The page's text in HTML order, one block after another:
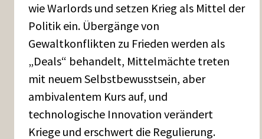
wie Warlords und setzen Krieg als Mittel der
Politik ein. Übergänge von
Gewaltkonflikten zu Frieden werden als
„Deals“ behandelt, Mittelmächte treten
mit neuem Selbstbewusstsein, aber
ambivalentem Kurs auf, und
technologische Innovation verändert
Kriege und erschwert die Regulierung.